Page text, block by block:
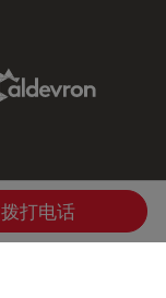
拨打电话